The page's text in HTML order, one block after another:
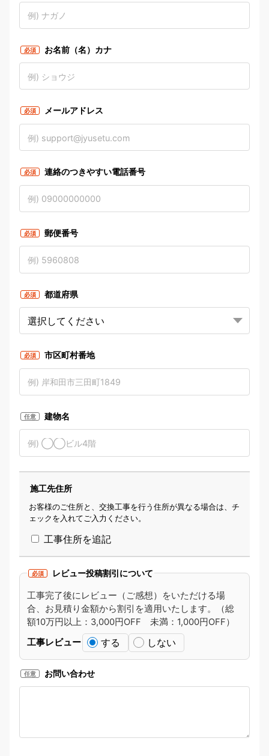
必須 お名前（名）カナ
必須 メールアドレス
必須 連絡のつきやすい電話番号
必須 郵便番号
必須 都道府県
必須 市区町村番地
任意 建物名
施工先住所
お客様のご住所と、交換工事を行う住所が異なる場合は、チ
ェックを入れてご入力ください。
工事住所を追記
必須 レビュー投稿割引について
工事完了後にレビュー（ご感想）をいただける場
合、お見積り金額から割引を適用いたします。（総
額10万円以上：3,000円OFF 未満：1,000円OFF）
工事レビュー する しない
任意 お問い合わせ